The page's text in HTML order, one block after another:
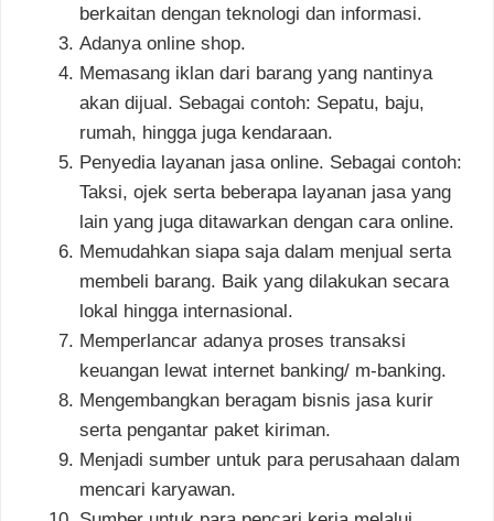
berkaitan dengan teknologi dan informasi.
Adanya online shop.
Memasang iklan dari barang yang nantinya
akan dijual. Sebagai contoh: Sepatu, baju,
rumah, hingga juga kendaraan.
Penyedia layanan jasa online. Sebagai contoh:
Taksi, ojek serta beberapa layanan jasa yang
lain yang juga ditawarkan dengan cara online.
Memudahkan siapa saja dalam menjual serta
membeli barang. Baik yang dilakukan secara
lokal hingga internasional.
Memperlancar adanya proses transaksi
keuangan lewat internet banking/ m-banking.
Mengembangkan beragam bisnis jasa kurir
serta pengantar paket kiriman.
Menjadi sumber untuk para perusahaan dalam
mencari karyawan.